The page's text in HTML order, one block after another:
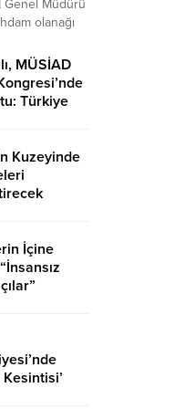
Genel Müdürü
olanağı
Küçük
MÜSİAD
Türkiye
ve istihdam
Kuzeyinde
İçine
Kesintisi’